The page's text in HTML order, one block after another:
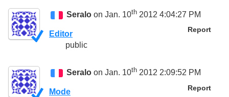
Seralo on Jan. 10th 2012 4:04:27 PM
Report
Editor
public
Seralo on Jan. 10th 2012 2:09:52 PM
Report
Mode